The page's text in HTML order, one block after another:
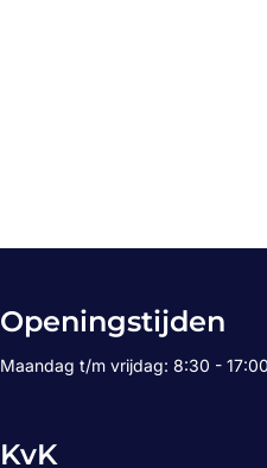
Openingstijden
Maandag t/m vrijdag: 8:30 - 17:00
KvK